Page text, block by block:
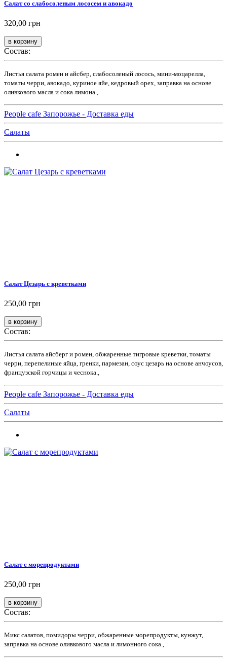
Салат со слабосоленым лососем и авокадо
320,00 грн
Состав:
Листья салата ромен и айсбер, слабосоленый лосось, мини-моцарелла,
томаты черри, авокадо, куриное яйе, кедровый орех, заправка на основе
оливкового масла и сока лимона.,
People cafe Запорожье - Доставка еды
Салаты
Салат Цезарь с креветками
250,00 грн
Состав:
Листья салата айсберг и ромен, обжаренные тигровые креветки, томаты
черри, перепелиные яйца, гренки, пармезан, соус цезарь на основе анчоусов,
французской горчицы и чеснока.,
People cafe Запорожье - Доставка еды
Салаты
Салат с морепродуктами
250,00 грн
Состав:
Микс салатов, помидоры черри, обжаренные морепродукты, кунжут,
заправка на основе оливкового масла и лимонного сока.,